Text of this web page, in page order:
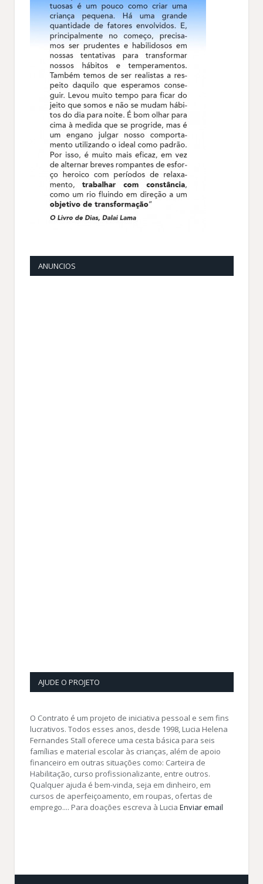
ANUNCIOS
AJUDE O PROJETO
O Contrato é um projeto de iniciativa pessoal e sem fins
lucrativos. Todos esses anos, desde 1998, Lucia Helena
Fernandes Stall oferece uma cesta básica para seis
famílias e material escolar às crianças, além de apoio
financeiro em outras situações como: Carteira de
Habilitação, curso profissionalizante, entre outros.
Qualquer ajuda é bem-vinda, seja em dinheiro, em
cursos de aperfeiçoamento, em roupas, ofertas de
emprego.... Para doações escreva à Lucia Enviar email